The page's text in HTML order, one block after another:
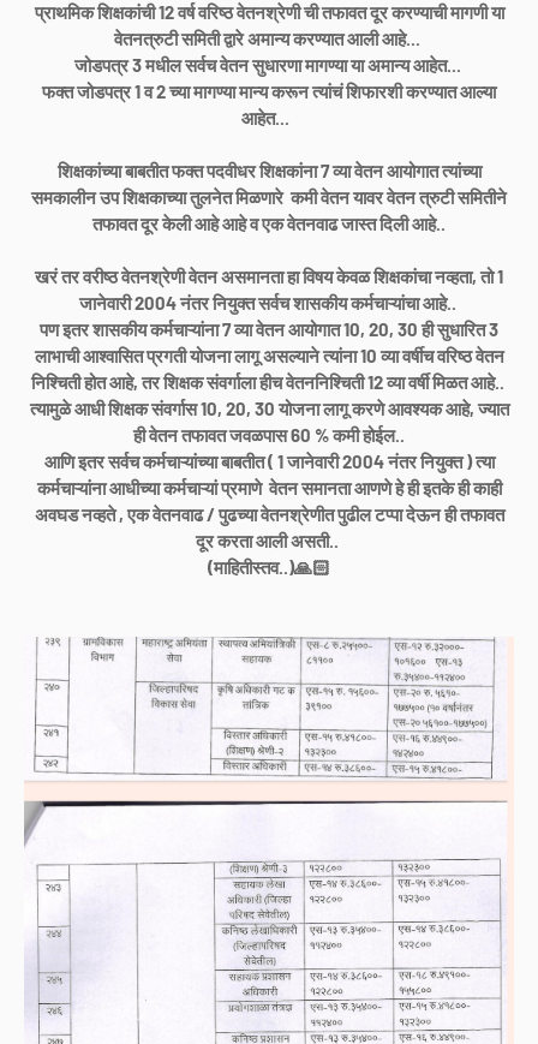
प्राथमिक शिक्षकांची 12 वर्ष वरिष्ठ वेतनश्रेणी ची तफावत दूर करण्याची मागणी या
वेतनत्रुटी समिती द्वारे अमान्य करण्यात आली आहे...
जोडपत्र 3 मधील सर्वच वेतन सुधारणा मागण्या या अमान्य आहेत...
फक्त जोडपत्र 1 व 2 च्या मागण्या मान्य करून त्यांचं शिफारशी करण्यात आल्या
आहेत...
शिक्षकांच्या बाबतीत फक्त पदवीधर शिक्षकांना 7 व्या वेतन आयोगात त्यांच्या
समकालीन उप शिक्षकाच्या तुलनेत मिळणारे कमी वेतन यावर वेतन त्रुटी समितीने
तफावत दूर केली आहे आहे व एक वेतनवाढ जास्त दिली आहे..
खरं तर वरीष्ठ वेतनश्रेणी वेतन असमानता हा विषय केवळ शिक्षकांचा नव्हता, तो 1
जानेवारी 2004 नंतर नियुक्त सर्वच शासकीय कर्मचाऱ्यांचा आहे..
पण इतर शासकीय कर्मचाऱ्यांना 7 व्या वेतन आयोगात 10, 20, 30 ही सुधारित 3
लाभाची आश्वासित प्रगती योजना लागू असल्याने त्यांना 10 व्या वर्षीच वरिष्ठ वेतन
निश्चिती होत आहे, तर शिक्षक संवर्गाला हीच वेतननिश्चिती 12 व्या वर्षी मिळत आहे..
त्यामुळे आधी शिक्षक संवर्गास 10, 20, 30 योजना लागू करणे आवश्यक आहे, ज्यात
ही वेतन तफावत जवळपास 60 % कमी होईल..
आणि इतर सर्वच कर्मचाऱ्यांच्या बाबतीत ( 1 जानेवारी 2004 नंतर नियुक्त ) त्या
कर्मचाऱ्यांना आधीच्या कर्मचाऱ्यां प्रमाणे वेतन समानता आणणे हे ही इतके ही काही
अवघड नव्हते , एक वेतनवाढ / पुढच्या वेतनश्रेणीत पुढील टप्पा देऊन ही तफावत
दूर करता आली असती..
(माहितीस्तव..)🙏🏻